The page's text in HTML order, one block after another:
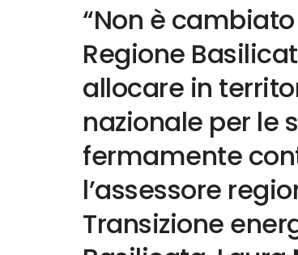
“Non è
Regione
allocare in
nazionale per le
fermamente
l’assessore
Transizione